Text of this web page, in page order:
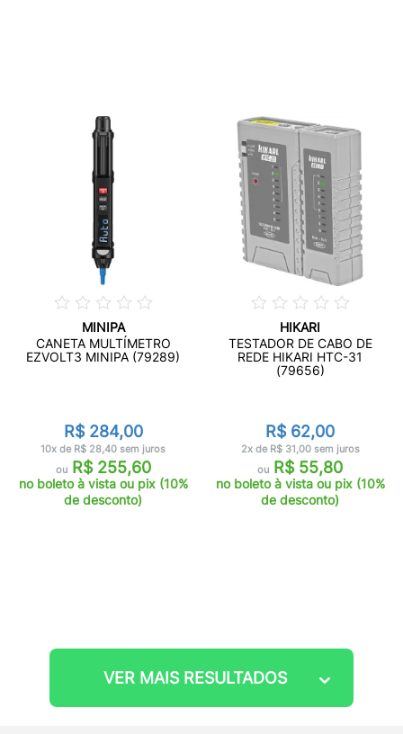
MINIPA
CANETA MULTÍMETRO
EZVOLT3 MINIPA (79289)
R$ 284,00
10x de R$ 28,40 sem juros
ouR$ 255,60
no boleto à vista ou pix (10%
de desconto)
HIKARI
TESTADOR DE CABO DE
REDE HIKARI HTC-31
(79656)
R$ 62,00
2x de R$ 31,00 sem juros
ou R$ 55,80
no boleto à vista ou pix (10%
de desconto)
VER MAIS RESULTADOS